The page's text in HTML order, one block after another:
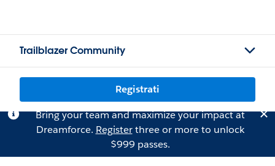
Trailblazer Community
Registrati
Bring your team and maximize your impact at
Dreamforce. Registerthree or more to unlock
$999 passes.